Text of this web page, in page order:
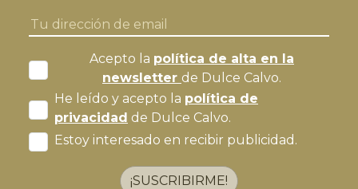
Acepto la política de alta en la
newsletter de Dulce Calvo.
He leído y acepto la política de
privacidad de Dulce Calvo.
Estoy interesado en recibir publicidad.
¡SUSCRIBIRME!